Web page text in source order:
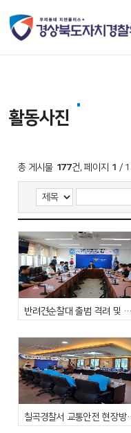
활동사진
총 게시물 177건, 페이지 1 /
반려견순찰대 출범 격려 및 상주서 자치경찰사무 간담회
칠곡경찰서 교통